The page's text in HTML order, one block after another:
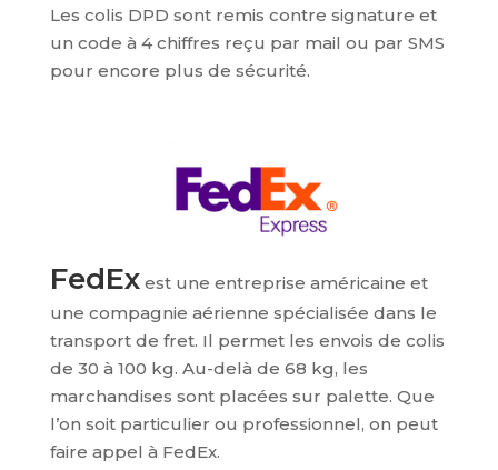
Les colis DPD sont remis contre signature et
un code à 4 chiffres reçu par mail ou par SMS
pour encore plus de sécurité.
FedExest une entreprise américaine et
une compagnie aérienne spécialisée dans le
transport de fret. Il permet les envois de colis
de 30 à 100 kg. Au-delà de 68 kg, les
marchandises sont placées sur palette. Que
l’on soit particulier ou professionnel, on peut
faire appel à FedEx.